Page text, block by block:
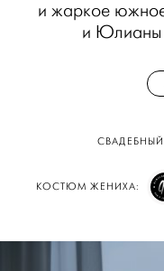
и жаркое
и Юлианы
КОСТЮМ ЖЕНИХА: